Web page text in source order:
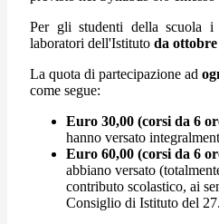
Per glistudenti della scuola
laboratori dell'Istituto da
La quota di partecipazione ad
come segue:
Euro 30,00 (corsi da 6
hanno versato
Euro 60,00 (corsi da 6
abbiano versato
contributo scolastico, ai
Consiglio di Istituto del